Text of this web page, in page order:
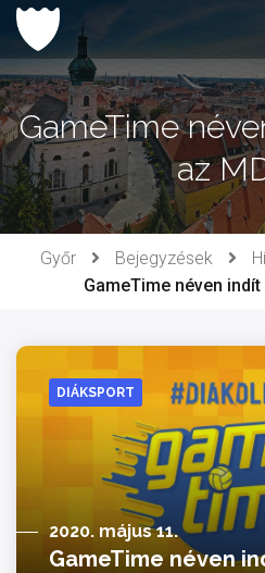
Ugrás
tartalomhoz
GameTime
az
Győr Bejegyzések
GameTime néven
DIÁKSPORT
2020. május 11.
GameTime néven